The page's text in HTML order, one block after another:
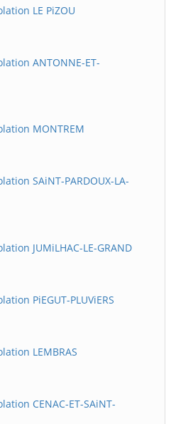
LE PiZOU
ANTONNE-ET-
MONTREM
SAiNT-PARDOUX-LA-
JUMiLHAC-LE-GRAND
PiEGUT-PLUViERS
LEMBRAS
CENAC-ET-SAiNT-